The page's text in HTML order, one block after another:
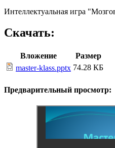
Интеллектуальная игра
Скачать:
Вложение
Размер
master-klass.pptx 74.28 КБ
Предварительный просмотр: